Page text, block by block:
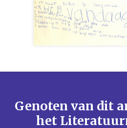
Genoten van dit
het